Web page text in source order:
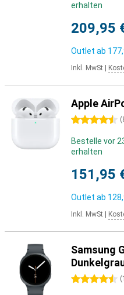
erhalten
209,95
Outlet ab
Inkl. MwSt
Apple
4.5 Sterne (
Bestelle vor
erhalten
151,95
Outlet ab
Inkl. MwSt
Samsung
4.5 Sterne (